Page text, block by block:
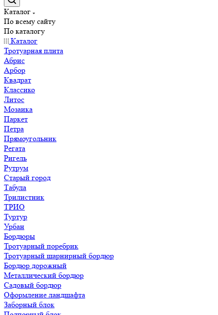
Каталог
По всему сайту
По каталогу
Каталог
Тротуарная плита
Абрис
Арбор
Квадрат
Классико
Литос
Мозаика
Паркет
Петра
Прямоугольник
Регата
Ригель
Рутрум
Старый город
Табула
Трилистник
ТРИО
Туртур
Урбан
Бордюры
Тротуарный поребрик
Тротуарный шарнирный бордюр
Бордюр дорожный
Металлический бордюр
Садовый бордюр
Оформление ландшафта
Заборный блок